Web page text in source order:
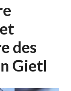
des
Gietl